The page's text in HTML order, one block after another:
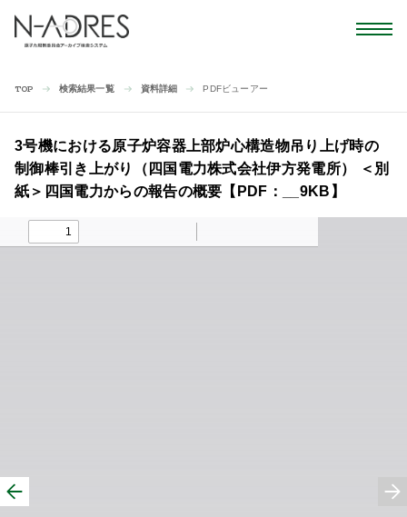
TOP 検索結果一覧 資料詳細 PDFビューアー
3号機における原子炉容器上部炉心構造物吊り上げ時の
制御棒引き上がり（四国電力株式会社伊方発電所） ＜別
紙＞四国電力からの報告の概要【PDF：__9KB】